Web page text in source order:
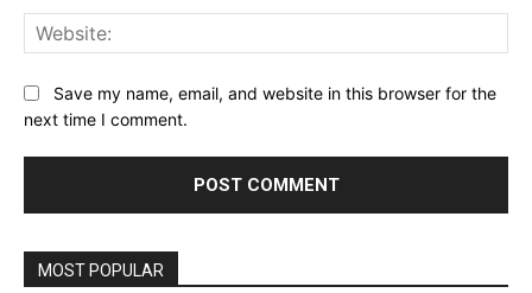
Save my name, email, and website in this browser for the
next time I comment.
MOST POPULAR